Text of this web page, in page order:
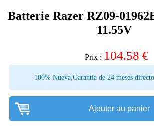
Batterie Razer RZ09-
11.55V
Prix : 104.58€
100% Nueva,Garantia de 24 meses
Ajouter au panier